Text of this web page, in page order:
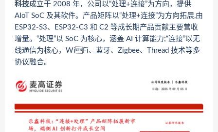
科技成立于 2008 年，公司以“处理+连接”为方向，提供
AIoT SoC 及其软件。产品矩阵以“处理+连接”为方向拓展,由
ESP32-S3、ESP32-C3 和 C2 等成长期产品贡献主要营收
增量。“处理”以 SoC 为核心，涵盖 AI 计算能力;“连接”以无
线通信为核心，WiFi、蓝牙、Zigbee、Thread 技术等多
协议融合。